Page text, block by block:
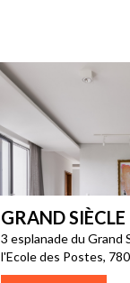
GRAND
3 esplanade du Grand
l'Ecole des Postes,